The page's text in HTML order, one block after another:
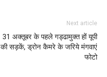
Next article
31 अक्तूबर के पहले गड्ढामुक्त हों यूपी
की सड़कें, ड्रोन कैमरे के जरिये मंगवाएं
फोटो